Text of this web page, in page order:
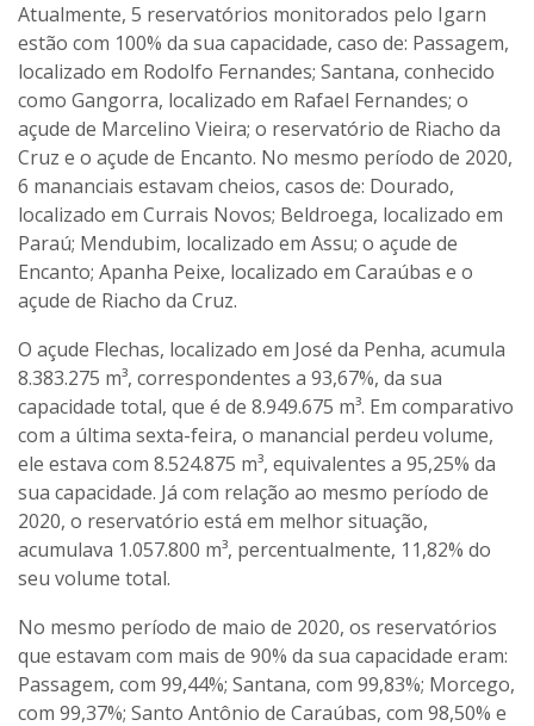
Atualmente, 5 reservatórios monitorados pelo Igarn
estão com 100% da sua capacidade, caso de: Passagem,
localizado em Rodolfo Fernandes; Santana, conhecido
como Gangorra, localizado em Rafael Fernandes; o
açude de Marcelino Vieira; o reservatório de Riacho da
Cruz e o açude de Encanto. No mesmo período de 2020,
6 mananciais estavam cheios, casos de: Dourado,
localizado em Currais Novos; Beldroega, localizado em
Paraú; Mendubim, localizado em Assu; o açude de
Encanto; Apanha Peixe, localizado em Caraúbas e o
açude de Riacho da Cruz.
O açude Flechas, localizado em José da Penha, acumula
8.383.275 m³, correspondentes a 93,67%, da sua
capacidade total, que é de 8.949.675 m³. Em comparativo
com a última sexta-feira, o manancial perdeu volume,
ele estava com 8.524.875 m³, equivalentes a 95,25% da
sua capacidade. Já com relação ao mesmo período de
2020, o reservatório está em melhor situação,
acumulava 1.057.800 m³, percentualmente, 11,82% do
seu volume total.
No mesmo período de maio de 2020, os reservatórios
que estavam com mais de 90% da sua capacidade eram:
Passagem, com 99,44%; Santana, com 99,83%; Morcego,
com 99,37%; Santo Antônio de Caraúbas, com 98,50% e